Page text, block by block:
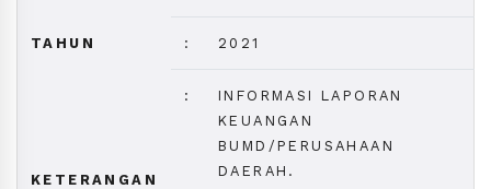
TAHUN : 2021
KETERANGAN
:
INFORMASI LAPORAN
KEUANGAN
BUMD/PERUSAHAAN
DAERAH.